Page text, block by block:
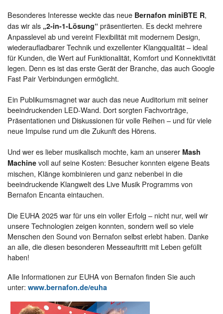
Besonderes Interesse weckte das neue Bernafon miniBTE R,
das wir als „2-in-1-Lösung“ präsentierten. Es deckt mehrere
Anpasslevel ab und vereint Flexibilität mit modernem Design,
wiederaufladbarer Technik und exzellenter Klangqualität – ideal
für Kunden, die Wert auf Funktionalität, Komfort und Konnektivität
legen. Denn es ist das erste Gerät der Branche, das auch Google
Fast Pair Verbindungen ermöglicht.
Ein Publikumsmagnet war auch das neue Auditorium mit seiner
beeindruckenden LED-Wand. Dort sorgten Fachvorträge,
Präsentationen und Diskussionen für volle Reihen – und für viele
neue Impulse rund um die Zukunft des Hörens.
Und wer es lieber musikalisch mochte, kam an unserer Mash
Machine voll auf seine Kosten: Besucher konnten eigene Beats
mischen, Klänge kombinieren und ganz nebenbei in die
beeindruckende Klangwelt des Live Musik Programms von
Bernafon Encanta eintauchen.
Die EUHA 2025 war für uns ein voller Erfolg – nicht nur, weil wir
unsere Technologien zeigen konnten, sondern weil so viele
Menschen den Sound von Bernafon selbst erlebt haben. Danke
an alle, die diesen besonderen Messeauftritt mit Leben gefüllt
haben!
Alle Informationen zur EUHA von Bernafon finden Sie auch
unter: www.bernafon.de/euha